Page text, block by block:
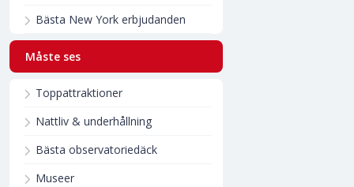
Bästa New York erbjudanden
Måste ses
Toppattraktioner
Nattliv & underhållning
Bästa observatoriedäck
Museer